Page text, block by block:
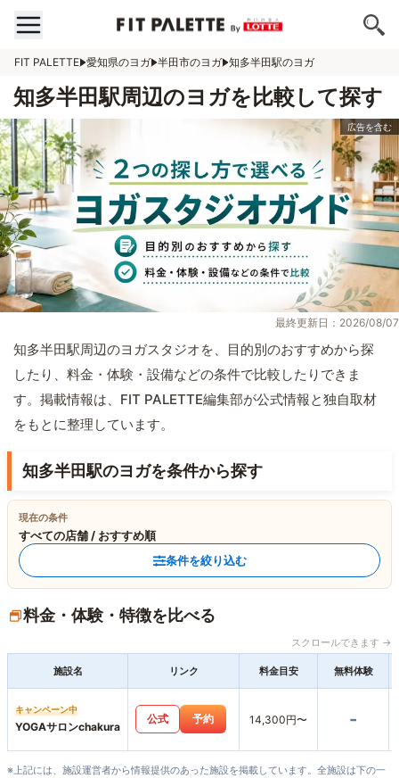
FIT PALETTE 愛知県のヨガ 半田市のヨガ 知多半田駅のヨガ
知多半田駅周辺のヨガを比較して探す
最終更新日：2026/08/07
知多半田駅周辺のヨガスタジオを、目的別のおすすめから探
したり、料金・体験・設備などの条件で比較したりできま
す。掲載情報は、FIT PALETTE編集部が公式情報と独自取材
をもとに整理しています。
知多半田駅のヨガを条件から探す
現在の条件
すべての店舗 / おすすめ順
条件を絞り込む
料金・体験・特徴を比べる
スクロールできます →
施設名 リンク 料金目安 無料体験
キャンペーン中
YOGAサロンchakura
公式 予約 14,300円〜 -
※上記には、施設運営者から情報提供のあった施設を掲載しています。全施設は下の一